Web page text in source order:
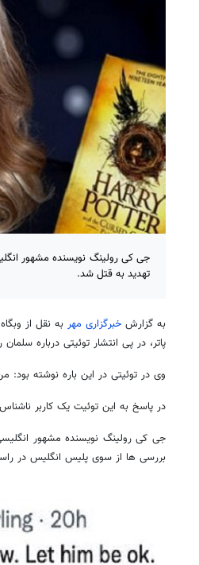
جی کی رولینگ نویسنده مشهور
تهدید به قتل شد.
به گزارشخبرگزاری مهر به نقل از
پاتر، در پی انتشار توئیتی درباره
وی در توئیتی در این باره نوشته
در پاسخ به این توئیت یک کاربر
جی کی رولینگ نویسنده مشهور
بررسی ها از سوی پلیس انگلیس در